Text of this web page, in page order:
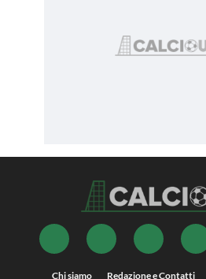
Chi siamo Redazione e Contatti